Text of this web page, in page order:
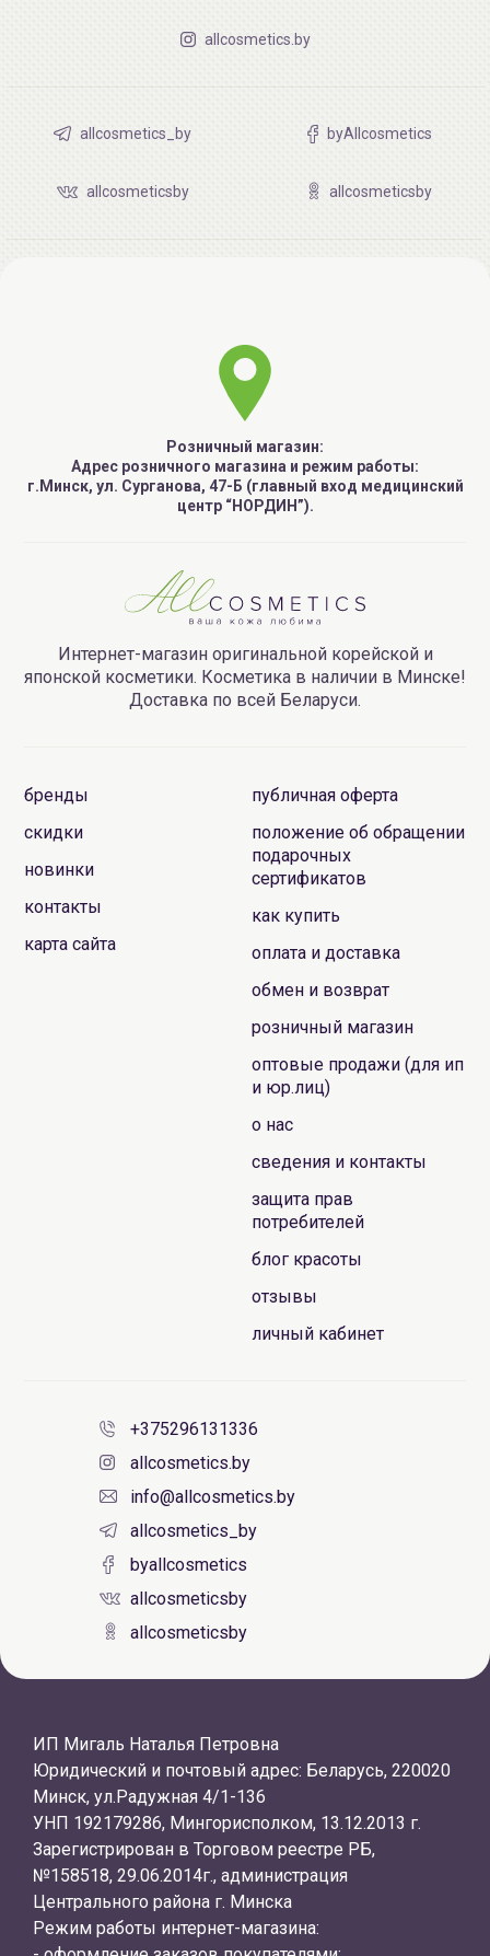
allcosmetics.by
allcosmetics_by byAllcosmetics
allcosmeticsby allcosmeticsby
Розничный магазин:
Адрес розничного магазина и режим работы:
г.Минск, ул. Сурганова, 47-Б (главный вход медицинский
центр “НОРДИН”).
Интернет-магазин оригинальной корейской и
японской косметики. Косметика в наличии в Минске!
Доставка по всей Беларуси.
бренды
скидки
новинки
контакты
карта сайта
публичная оферта
положение об обращении
подарочных
сертификатов
как купить
оплата и доставка
обмен и возврат
розничный магазин
оптовые продажи (для ип
и юр.лиц)
о нас
сведения и контакты
защита прав
потребителей
блог красоты
отзывы
личный кабинет
+375296131336
allcosmetics.by
info@allcosmetics.by
allcosmetics_by
byallcosmetics
allcosmeticsby
allcosmeticsby
ИП Мигаль Наталья Петровна
Юридический и почтовый адрес: Беларусь, 220020
Минск, ул.Радужная 4/1-136
УНП 192179286, Мингорисполком, 13.12.2013 г.
Зарегистрирован в Торговом реестре РБ,
№158518, 29.06.2014г., администрация
Центрального района г. Минска
Режим работы интернет-магазина: